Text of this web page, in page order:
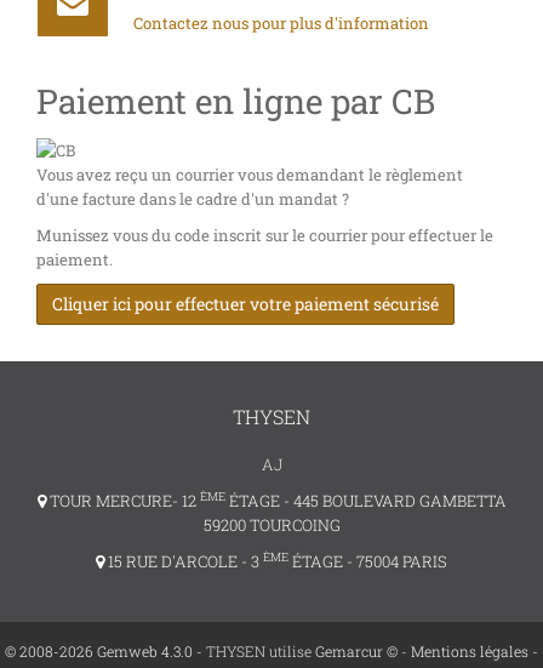
Contactez nous pour plus d'information
Paiement en ligne par CB
Vous avez reçu un courrier vous demandant le règlement
d'une facture dans le cadre d'un mandat ?
Munissez vous du code inscrit sur le courrier pour effectuer le
paiement.
Cliquer ici pour effectuer votre paiement sécurisé
THYSEN
AJ
TOUR MERCURE- 12 ÈMEÉTAGE - 445 BOULEVARD GAMBETTA
59200 TOURCOING
15 RUE D'ARCOLE - 3 ÈME ÉTAGE - 75004 PARIS
© 2008-2026 Gemweb 4.3.0 - THYSEN utiliseGemarcur © - Mentions légales -